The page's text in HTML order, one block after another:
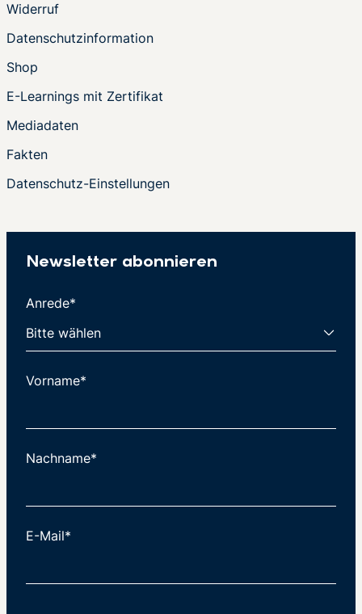
Widerruf
Datenschutzinformation
Shop
E-Learnings mit Zertifikat
Mediadaten
Fakten
Datenschutz-Einstellungen
Newsletter abonnieren
Anrede*
Vorname*
Nachname*
E-Mail*